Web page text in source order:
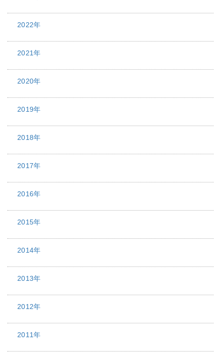
2022年
2021年
2020年
2019年
2018年
2017年
2016年
2015年
2014年
2013年
2012年
2011年